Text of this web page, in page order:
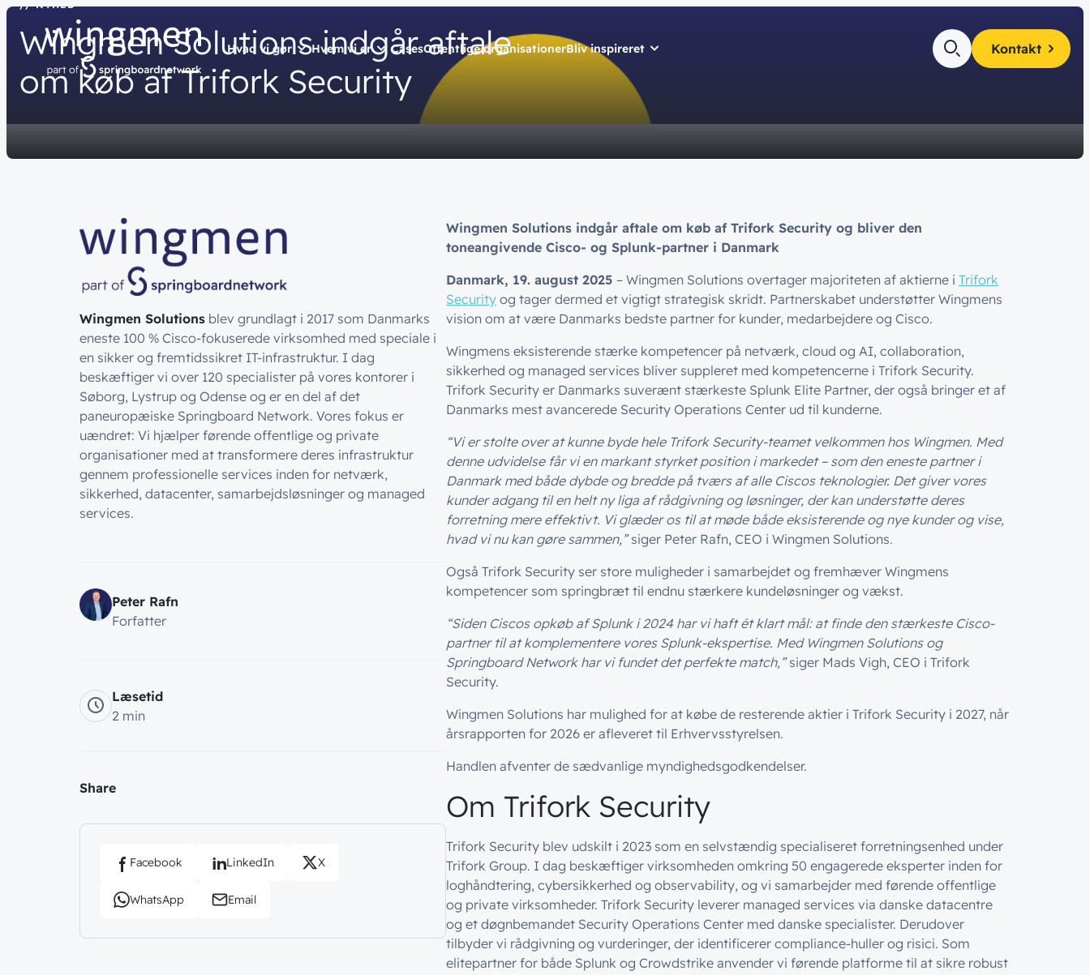
Hvad vi gør Hvem vi er CasesOffentlige organisationerBliv inspireret
Møderum
Kontaktcenter
// SERVICES
Customer Experience
// PART OF WINGMEN
Wingmen Community
Skriv dig op og få alle
Skriv dig op
Kontakt
// NYHED
Wingmen Solutions indgår aftale
om køb af Trifork Security
Wingmen Solutions blev grundlagt i 2017 som Danmarks
eneste 100 % Cisco-fokuserede virksomhed med speciale i
en sikker og fremtidssikret IT-infrastruktur. I dag
beskæftiger vi over 120 specialister på vores kontorer i
Søborg, Lystrup og Odense og er en del af det
paneuropæiske Springboard Network. Vores fokus er
uændret: Vi hjælper førende offentlige og private
organisationer med at transformere deres infrastruktur
gennem professionelle services inden for netværk,
sikkerhed, datacenter, samarbejdsløsninger og managed
services.
Peter Rafn
Forfatter
Læsetid
2 min
Share
Facebook LinkedIn X
WhatsApp Email
Wingmen Solutions indgår aftale om køb af Trifork Security og bliver den
toneangivende Cisco- og Splunk-partner i Danmark
Danmark, 19. august 2025 – Wingmen Solutions overtager majoriteten af aktierne i Trifork
Security og tager dermed et vigtigt strategisk skridt. Partnerskabet understøtter Wingmens
vision om at være Danmarks bedste partner for kunder, medarbejdere og Cisco.
Wingmens eksisterende stærke kompetencer på netværk, cloud og AI, collaboration,
sikkerhed og managed services bliver suppleret med kompetencerne i Trifork Security.
Trifork Security er Danmarks suverænt stærkeste Splunk Elite Partner, der også bringer et af
Danmarks mest avancerede Security Operations Center ud til kunderne.
“Vi er stolte over at kunne byde hele Trifork Security-teamet velkommen hos Wingmen. Med
denne udvidelse får vi en markant styrket position i markedet – som den eneste partner i
Danmark med både dybde og bredde på tværs af alle Ciscos teknologier. Det giver vores
kunder adgang til en helt ny liga af rådgivning og løsninger, der kan understøtte deres
forretning mere effektivt. Vi glæder os til at møde både eksisterende og nye kunder og vise,
hvad vi nu kan gøre sammen,”siger Peter Rafn, CEO i Wingmen Solutions.
Også Trifork Security ser store muligheder i samarbejdet og fremhæver Wingmens
kompetencer som springbræt til endnu stærkere kundeløsninger og vækst.
“Siden Ciscos opkøb af Splunk i 2024 har vi haft ét klart mål: at finde den stærkeste Cisco-
partner til at komplementere vores Splunk-ekspertise. Med Wingmen Solutions og
Springboard Network har vi fundet det perfekte match,”siger Mads Vigh, CEO i Trifork
Security.
Wingmen Solutions har mulighed for at købe de resterende aktier i Trifork Security i 2027, når
årsrapporten for 2026 er afleveret til Erhvervsstyrelsen.
Handlen afventer de sædvanlige myndighedsgodkendelser.
Om Trifork Security
Trifork Security blev udskilt i 2023 som en selvstændig specialiseret forretningsenhed under
Trifork Group. I dag beskæftiger virksomheden omkring 50 engagerede eksperter inden for
loghåndtering, cybersikkerhed og observability, og vi samarbejder med førende offentlige
og private virksomheder. Trifork Security leverer managed services via danske datacentre
og et døgnbemandet Security Operations Center med danske specialister. Derudover
tilbyder vi rådgivning og vurderinger, der identificerer compliance-huller og risici. Som
elitepartner for både Splunk og Crowdstrike anvender vi førende platforme til at sikre robust